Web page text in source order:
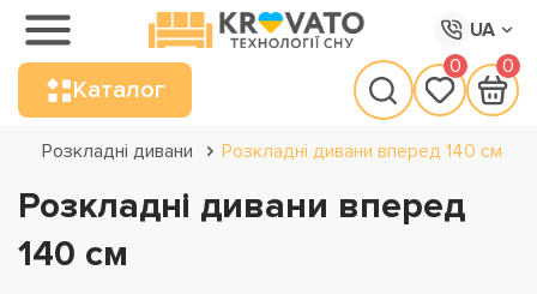
UA
Каталог
0 0
Розкладні дивани Розкладні дивани вперед 140 см
Розкладні дивани вперед
140 см